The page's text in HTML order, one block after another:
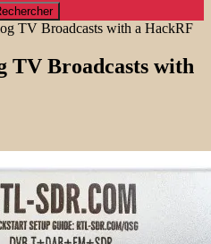
TV Broadcasts with a HackRF
TV Broadcasts with